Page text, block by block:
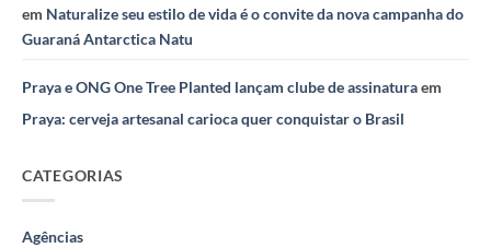
em Naturalize seu estilo de vida é o convite da nova campanha do
Guaraná Antarctica Natu
Praya e ONG One Tree Planted lançam clube de assinaturaem
Praya: cerveja artesanal carioca quer conquistar o Brasil
CATEGORIAS
Agências